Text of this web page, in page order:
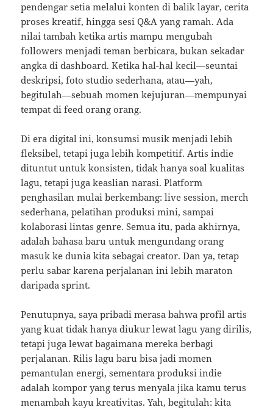
pendengar setia melalui konten di balik layar, cerita
proses kreatif, hingga sesi Q&A yang ramah. Ada
nilai tambah ketika artis mampu mengubah
followers menjadi teman berbicara, bukan sekadar
angka di dashboard. Ketika hal-hal kecil—seuntai
deskripsi, foto studio sederhana, atau—yah,
begitulah—sebuah momen kejujuran—mempunyai
tempat di feed orang orang.
Di era digital ini, konsumsi musik menjadi lebih
fleksibel, tetapi juga lebih kompetitif. Artis indie
dituntut untuk konsisten, tidak hanya soal kualitas
lagu, tetapi juga keaslian narasi. Platform
penghasilan mulai berkembang: live session, merch
sederhana, pelatihan produksi mini, sampai
kolaborasi lintas genre. Semua itu, pada akhirnya,
adalah bahasa baru untuk mengundang orang
masuk ke dunia kita sebagai creator. Dan ya, tetap
perlu sabar karena perjalanan ini lebih maraton
daripada sprint.
Penutupnya, saya pribadi merasa bahwa profil artis
yang kuat tidak hanya diukur lewat lagu yang dirilis,
tetapi juga lewat bagaimana mereka berbagi
perjalanan. Rilis lagu baru bisa jadi momen
pemantulan energi, sementara produksi indie
adalah kompor yang terus menyala jika kamu terus
menambah kayu kreativitas. Yah, begitulah: kita